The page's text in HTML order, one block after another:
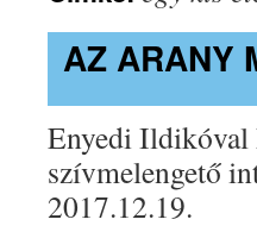
AZ ARANY
Enyedi Ildikóval
szívmelengető
2017.12.19.